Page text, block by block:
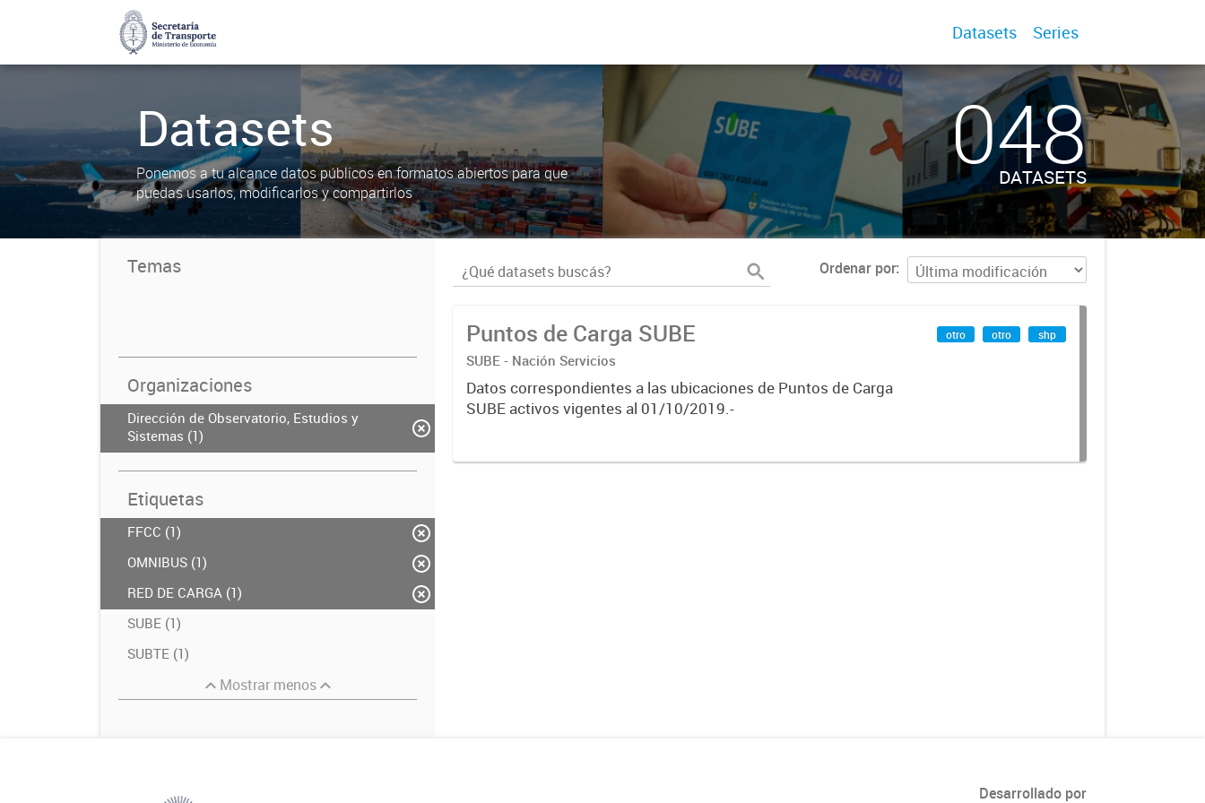
Datasets Series
Datasets
Ponemos a tu alcance datos públicos en formatos abiertos para que
puedas usarlos, modificarlos y compartirlos
048
DATASETS
Temas
Organizaciones
Dirección de Observatorio, Estudios y
Sistemas (1)
Etiquetas
FFCC (1)
OMNIBUS (1)
RED DE CARGA (1)
SUBE (1)
SUBTE (1)
Mostrar menos
Ordenar por
Puntos de Carga SUBE
SUBE - Nación Servicios
Datos correspondientes a las ubicaciones de Puntos de Carga
SUBE activos vigentes al 01/10/2019.-
otro otro shp
Desarrollado por